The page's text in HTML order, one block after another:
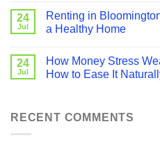
24
Jul
Renting in
a Healthy Home
24
Jul
How Money Stress
How to Ease It
RECENT COMMENTS